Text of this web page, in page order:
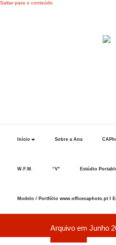
Saltar para o conteúdo
Início Sobre a Ana
W.F.M. “V” Estúdio
Modelo / Portfólio www.officecaphoto.pt I
Arquivo em Junho